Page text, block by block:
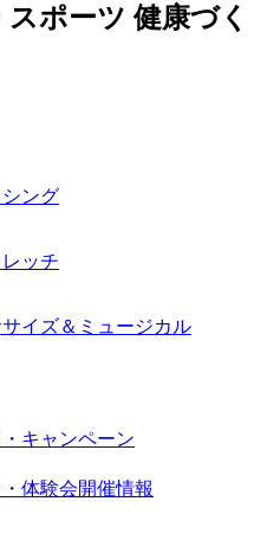
ポーツ 健康づく
シング
ッチ
イズ＆ミュージカル